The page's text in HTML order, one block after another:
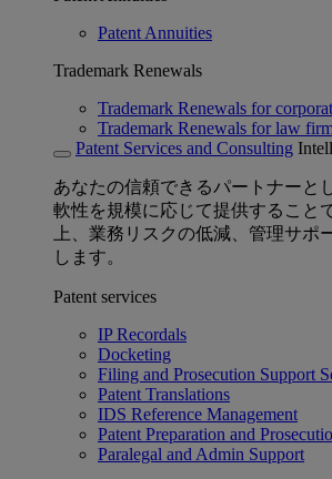
Patent Annuities
Trademark Renewals
Trademark Renewals for
Trademark Renewals for law
Patent Services and Consulting
あなたの信頼できるパートナーと
軟性を規模に応じて提供すること
上、業務リスクの低減、管理サポ
します。
Patent services
IP Recordals
Docketing
Filing and Prosecution Support
Patent Translations
IDS Reference Management
Patent Preparation and
Paralegal and Admin Support